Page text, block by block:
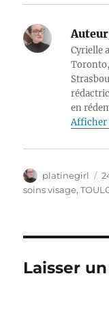
Cyrielle
en
Afficher
Auteur
platinegirl
le
soins visage,
Laisser